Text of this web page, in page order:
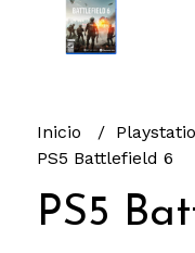
Inicio
PS5 Battlefield 6
PS5